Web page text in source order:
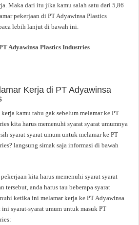
Maka dari itu jika kamu salah satu dari 5,86
pekerjaan di PT Adyawinsa Plastics
lebih lanjut di bawah ini.
Adyawinsa Plastics Industries
Kerja di PT Adyawinsa
kamu tahu gak sebelum melamar ke PT
kita harus memenuhi syarat syarat umumnya
syarat syarat umum untuk melamar ke PT
langsung simak saja informasi di bawah
kita harus memenuhi syarat syarat
tersebut, anda harus tau beberapa syarat
ketika ini melamar kerja ke PT Adyawinsa
syarat-syarat umum untuk masuk PT